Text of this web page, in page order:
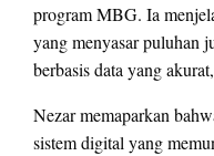
program MBG. Ia
yang menyasar puluhan
berbasis data yang
Nezar memaparkan
sistem digital yang